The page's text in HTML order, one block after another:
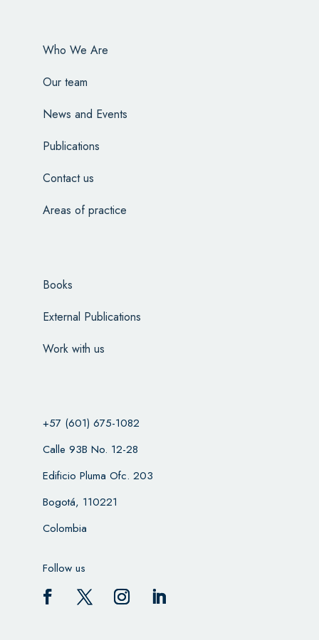
Who We Are
Our team
News and Events
Publications
Contact us
Areas of practice
Books
External Publications
Work with us
+57 (601) 675-1082
Calle 93B No. 12-28
Edificio Pluma Ofc. 203
Bogotá, 110221
Colombia
Follow us